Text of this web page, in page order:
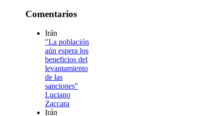
Comentarios
Irán
"La población
aún espera los
beneficios del
levantamiento
de las
sanciones"
Luciano
Zaccara
Irán